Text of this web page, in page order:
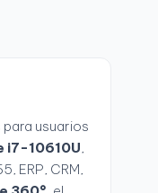
usuarios
i7-10610U,
ERP, CRM,